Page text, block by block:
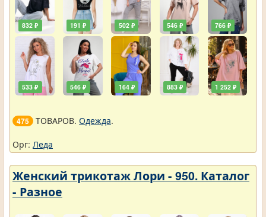
832 ₽
533 ₽
191 ₽
546 ₽
502 ₽
164 ₽
546 ₽
883 ₽
766 ₽
1 252 ₽
475 ТОВАРОВ. Одежда.
Орг: Леда
Женский трикотаж Лори - 950. Каталог
- Разное